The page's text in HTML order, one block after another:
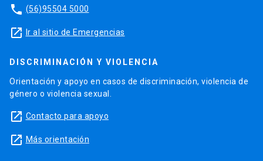
phone (56)95504 5000
launch Ir al sitio de Emergencias
DISCRIMINACIÓN Y VIOLENCIA
Orientación y apoyo en casos de discriminación, violencia de
género o violencia sexual.
launch Contacto para apoyo
launch Más orientación